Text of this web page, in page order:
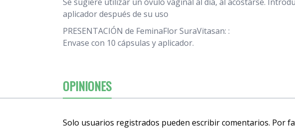
aplicador después de su uso
PRESENTACIÓN de FeminaFlor SuraVitasan: :
Envase con 10 cápsulas y aplicador.
OPINIONES
Solo usuarios registrados pueden escribir comentarios. Por